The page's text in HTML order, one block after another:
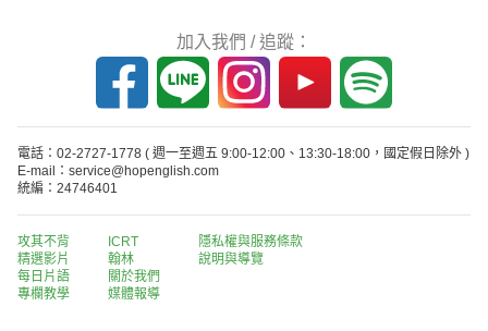
加入我們 / 追蹤：
電話：02-2727-1778 ( 週一至週五 9:00-12:00、13:30-18:00，國定假日除外 )
E-mail：service@hopenglish.com
統編：24746401
攻其不背
精選影片
每日片語
專欄教學
ICRT
翰林
關於我們
媒體報導
隱私權與服務條款
說明與導覽